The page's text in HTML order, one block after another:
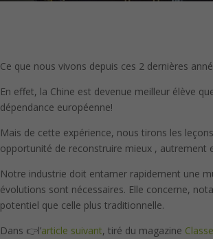
Ce que nous vivons depuis ces 2 dernières
En effet, la Chine est devenue meilleur élève
dépendance européenne!
Mais de cette expérience, nous tirons les
opportunité de reconstruire mieux , autrement
Notre industrie doit entamer rapidement une
évolutions sont nécessaires. Elle concerne,
potentiel que celle plus traditionnelle.
Dans 👉l’article suivant, tiré du magazine